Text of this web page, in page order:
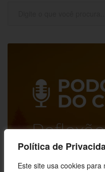
Política de
Este site usa cookies